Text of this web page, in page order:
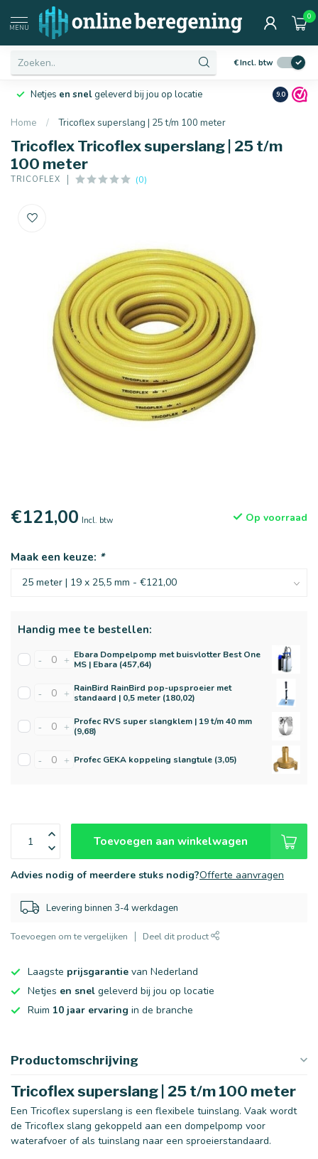
MENU
0
€Incl. btw
Netjes en snelgeleverd bij jou op locatie Ruim10
9.0
Home / Tricoflex superslang | 25 t/m 100 meter
Tricoflex Tricoflex superslang | 25 t/m
100 meter
TRICOFLEX (0)
€121,00 Incl. btw Op voorraad
Maak een keuze: *
Handig mee te bestellen:
- + Ebara Dompelpomp met buisvlotter Best One
MS | Ebara (457,64)
- + RainBird RainBird pop-upsproeier met
standaard | 0,5 meter (180,02)
- + Profec RVS super slangklem | 19 t/m 40 mm
(9,68)
- + Profec GEKA koppeling slangtule (3,05)
Toevoegen aan winkelwagen
Advies nodig of meerdere stuks nodig?Offerte aanvragen
Levering binnen 3-4 werkdagen
Toevoegen om te vergelijken Deel dit product
Laagste prijsgarantie van Nederland
Netjes en snel geleverd bij jou op locatie
Ruim 10 jaar ervaring in de branche
Productomschrijving
Tricoflex superslang | 25 t/m 100 meter
Een Tricoflex superslang is een flexibele tuinslang. Vaak wordt
de Tricoflex slang gekoppeld aan een dompelpomp voor
waterafvoer of als tuinslang naar een sproeierstandaard.